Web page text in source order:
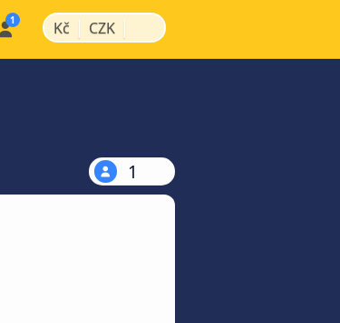
Kč | CZK |
1